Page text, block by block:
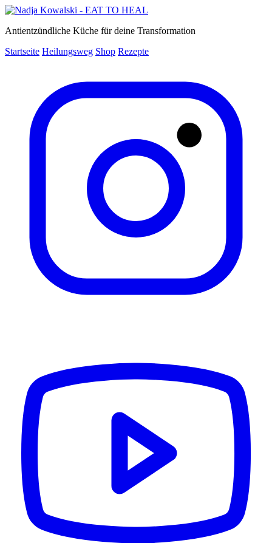
Antientzündliche Küche für deine Transformation
Startseite Heilungsweg Shop Rezepte